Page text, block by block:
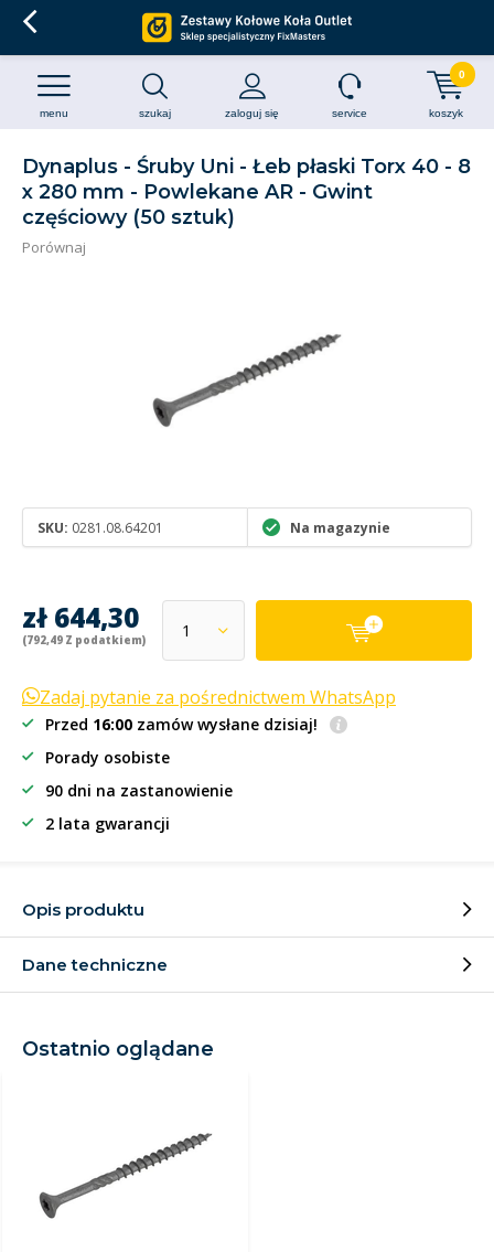
szukaj zaloguj się
menu service koszyk
0
Dynaplus - Śruby Uni - Łeb płaski Torx 40 - 8
x 280 mm - Powlekane AR - Gwint
częściowy (50 sztuk)
Porównaj
SKU: 0281.08.64201 Na magazynie
zł 644,30
(792,49 Z podatkiem)
Zadaj pytanie za pośrednictwem WhatsApp
Przed 16:00 zamów wysłane dzisiaj!
Porady osobiste
90 dni na zastanowienie
2 lata gwarancji
Opis produktu
Dane techniczne
Ostatnio oglądane